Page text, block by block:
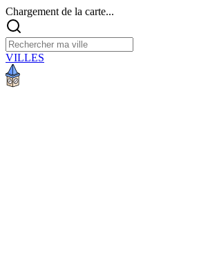
Chargement de la carte...
VILLES